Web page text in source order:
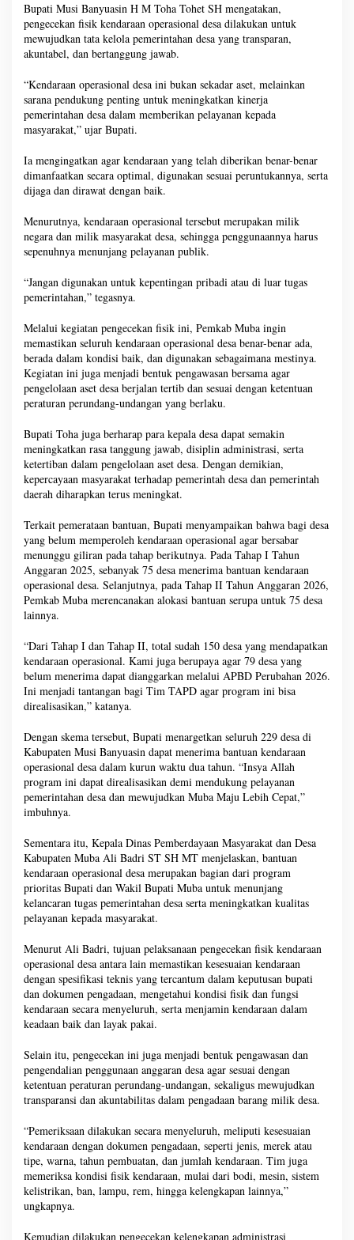
Bupati Musi Banyuasin H M Toha Tohet SH mengatakan,
pengecekan fisik kendaraan operasional desa dilakukan untuk
mewujudkan tata kelola pemerintahan desa yang transparan,
akuntabel, dan bertanggung jawab.
“Kendaraan operasional desa ini bukan sekadar aset, melainkan
sarana pendukung penting untuk meningkatkan kinerja
pemerintahan desa dalam memberikan pelayanan kepada
masyarakat,” ujar Bupati.
Ia mengingatkan agar kendaraan yang telah diberikan benar-benar
dimanfaatkan secara optimal, digunakan sesuai peruntukannya, serta
dijaga dan dirawat dengan baik.
Menurutnya, kendaraan operasional tersebut merupakan milik
negara dan milik masyarakat desa, sehingga penggunaannya harus
sepenuhnya menunjang pelayanan publik.
“Jangan digunakan untuk kepentingan pribadi atau di luar tugas
pemerintahan,” tegasnya.
Melalui kegiatan pengecekan fisik ini, Pemkab Muba ingin
memastikan seluruh kendaraan operasional desa benar-benar ada,
berada dalam kondisi baik, dan digunakan sebagaimana mestinya.
Kegiatan ini juga menjadi bentuk pengawasan bersama agar
pengelolaan aset desa berjalan tertib dan sesuai dengan ketentuan
peraturan perundang-undangan yang berlaku.
Bupati Toha juga berharap para kepala desa dapat semakin
meningkatkan rasa tanggung jawab, disiplin administrasi, serta
ketertiban dalam pengelolaan aset desa. Dengan demikian,
kepercayaan masyarakat terhadap pemerintah desa dan pemerintah
daerah diharapkan terus meningkat.
Terkait pemerataan bantuan, Bupati menyampaikan bahwa bagi desa
yang belum memperoleh kendaraan operasional agar bersabar
menunggu giliran pada tahap berikutnya. Pada Tahap I Tahun
Anggaran 2025, sebanyak 75 desa menerima bantuan kendaraan
operasional desa. Selanjutnya, pada Tahap II Tahun Anggaran 2026,
Pemkab Muba merencanakan alokasi bantuan serupa untuk 75 desa
lainnya.
“Dari Tahap I dan Tahap II, total sudah 150 desa yang mendapatkan
kendaraan operasional. Kami juga berupaya agar 79 desa yang
belum menerima dapat dianggarkan melalui APBD Perubahan 2026.
Ini menjadi tantangan bagi Tim TAPD agar program ini bisa
direalisasikan,” katanya.
Dengan skema tersebut, Bupati menargetkan seluruh 229 desa di
Kabupaten Musi Banyuasin dapat menerima bantuan kendaraan
operasional desa dalam kurun waktu dua tahun. “Insya Allah
program ini dapat direalisasikan demi mendukung pelayanan
pemerintahan desa dan mewujudkan Muba Maju Lebih Cepat,”
imbuhnya.
Sementara itu, Kepala Dinas Pemberdayaan Masyarakat dan Desa
Kabupaten Muba Ali Badri ST SH MT menjelaskan, bantuan
kendaraan operasional desa merupakan bagian dari program
prioritas Bupati dan Wakil Bupati Muba untuk menunjang
kelancaran tugas pemerintahan desa serta meningkatkan kualitas
pelayanan kepada masyarakat.
Menurut Ali Badri, tujuan pelaksanaan pengecekan fisik kendaraan
operasional desa antara lain memastikan kesesuaian kendaraan
dengan spesifikasi teknis yang tercantum dalam keputusan bupati
dan dokumen pengadaan, mengetahui kondisi fisik dan fungsi
kendaraan secara menyeluruh, serta menjamin kendaraan dalam
keadaan baik dan layak pakai.
Selain itu, pengecekan ini juga menjadi bentuk pengawasan dan
pengendalian penggunaan anggaran desa agar sesuai dengan
ketentuan peraturan perundang-undangan, sekaligus mewujudkan
transparansi dan akuntabilitas dalam pengadaan barang milik desa.
“Pemeriksaan dilakukan secara menyeluruh, meliputi kesesuaian
kendaraan dengan dokumen pengadaan, seperti jenis, merek atau
tipe, warna, tahun pembuatan, dan jumlah kendaraan. Tim juga
memeriksa kondisi fisik kendaraan, mulai dari bodi, mesin, sistem
kelistrikan, ban, lampu, rem, hingga kelengkapan lainnya,”
ungkapnya.
Kemudian dilakukan pengecekan kelengkapan administrasi